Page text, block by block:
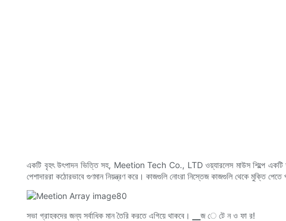
একটি বৃহৎ উৎপাদন ভিত্তি সহ, Meetion Tech Co., LTD ওয়্যারলেস মাউস শিল্পে একটি
পেশাদাররা কঠোরভাবে গুণমান নিয়ন্ত্রণ করে। কাজগুলি নোংরা নিস্তেজ কাজগুলি থেকে মুক্তি
সভা গ্রাহকদের জন্য সর্বাধিক মান তৈরি করতে এগিয়ে থাকবে। ▁জ ে টে ন ও ফা র!